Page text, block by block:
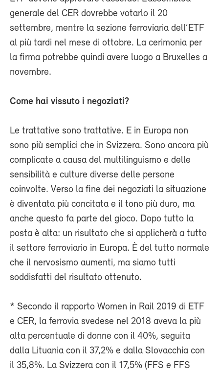
generale del CER dovrebbe votarlo il 20
settembre, mentre la sezione ferroviaria dell’ETF
al più tardi nel mese di ottobre. La cerimonia per
la firma potrebbe quindi avere luogo a Bruxelles a
novembre.
Come hai vissuto i negoziati?
Le trattative sono trattative. E in Europa non
sono più semplici che in Svizzera. Sono ancora più
complicate a causa del multilinguismo e delle
sensibilità e culture diverse delle persone
coinvolte. Verso la fine dei negoziati la situazione
è diventata più concitata e il tono più duro, ma
anche questo fa parte del gioco. Dopo tutto la
posta è alta: un risultato che si applicherà a tutto
il settore ferroviario in Europa. È del tutto normale
che il nervosismo aumenti, ma siamo tutti
soddisfatti del risultato ottenuto.
* Secondo il rapporto Women in Rail 2019 di ETF
e CER, la ferrovia svedese nel 2018 aveva la più
alta percentuale di donne con il 40%, seguita
dalla Lituania con il 37,2% e dalla Slovacchia con
il 35,8%. La Svizzera con il 17,5% (FFS e FFS